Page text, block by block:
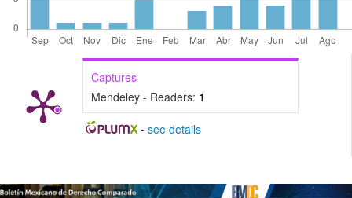
Captures
Mendeley - Readers: 1
- see details